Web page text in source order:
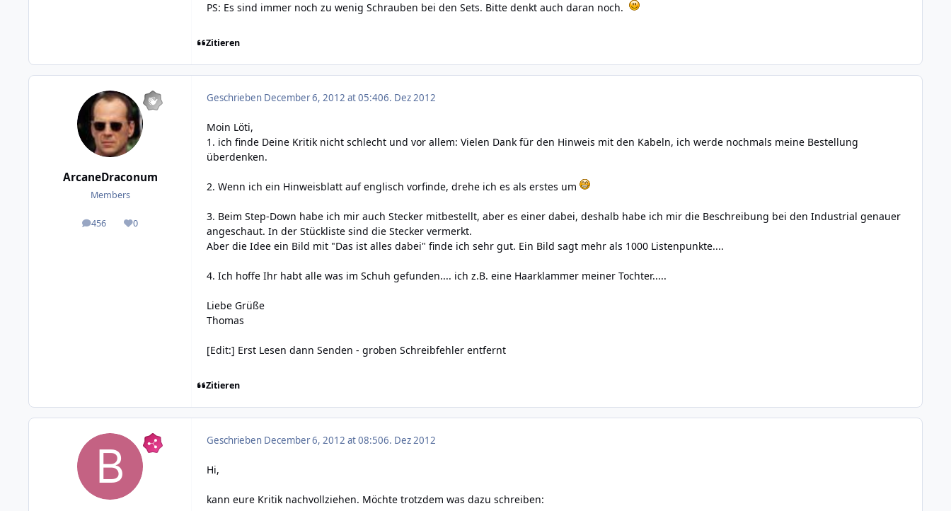
PS: Es sind immer noch zu wenig Schrauben bei den Sets. Bitte denkt auch daran noch.
Zitieren
ArcaneDraconum
Members
456
posts 0
Reputation
Geschrieben December 6, 2012 at 05:406. Dez 2012
Moin Löti,
1. ich finde Deine Kritik nicht schlecht und vor allem: Vielen Dank für den Hinweis mit den Kabeln, ich werde nochmals meine Bestellung
überdenken.
2. Wenn ich ein Hinweisblatt auf englisch vorfinde, drehe ich es als erstes um
3. Beim Step-Down habe ich mir auch Stecker mitbestellt, aber es einer dabei, deshalb habe ich mir die Beschreibung bei den Industrial genauer
angeschaut. In der Stückliste sind die Stecker vermerkt.
Aber die Idee ein Bild mit "Das ist alles dabei" finde ich sehr gut. Ein Bild sagt mehr als 1000 Listenpunkte....
4. Ich hoffe Ihr habt alle was im Schuh gefunden.... ich z.B. eine Haarklammer meiner Tochter.....
Liebe Grüße
Thomas
[Edit:] Erst Lesen dann Senden - groben Schreibfehler entfernt
Zitieren
Geschrieben December 6, 2012 at 08:506. Dez 2012
Hi,
kann eure Kritik nachvollziehen. Möchte trotzdem was dazu schreiben: